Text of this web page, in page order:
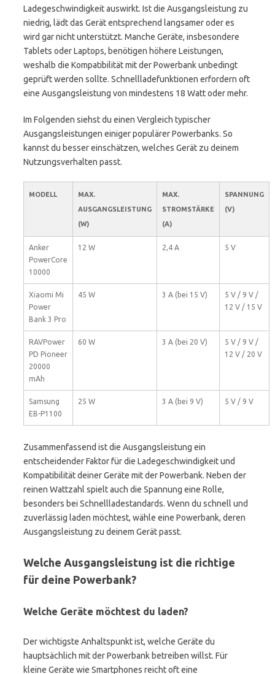
Ladegeschwindigkeit auswirkt. Ist die Ausgangsleistung zu
niedrig, lädt das Gerät entsprechend langsamer oder es
wird gar nicht unterstützt. Manche Geräte, insbesondere
Tablets oder Laptops, benötigen höhere Leistungen,
weshalb die Kompatibilität mit der Powerbank unbedingt
geprüft werden sollte. Schnellladefunktionen erfordern oft
eine Ausgangsleistung von mindestens 18 Watt oder mehr.
Im Folgenden siehst du einen Vergleich typischer
Ausgangsleistungen einiger populärer Powerbanks. So
kannst du besser einschätzen, welches Gerät zu deinem
Nutzungsverhalten passt.
MODELL
MAX.
AUSGANGSLEISTUNG
(W)
MAX.
STROMSTÄRKE
(A)
SPANNUNG
(V)
Anker
PowerCore
10000
12 W 2,4 A 5 V
Xiaomi Mi
Power
Bank 3 Pro
45 W 3 A (bei 15 V)
5 V / 9 V /
12 V / 15 V
RAVPower
PD Pioneer
20000
mAh
60 W 3 A (bei 20 V)
5 V / 9 V /
12 V / 20 V
Samsung
EB-P1100
25 W 3 A (bei 9 V) 5 V / 9 V
Zusammenfassend ist die Ausgangsleistung ein
entscheidender Faktor für die Ladegeschwindigkeit und
Kompatibilität deiner Geräte mit der Powerbank. Neben der
reinen Wattzahl spielt auch die Spannung eine Rolle,
besonders bei Schnellladestandards. Wenn du schnell und
zuverlässig laden möchtest, wähle eine Powerbank, deren
Ausgangsleistung zu deinem Gerät passt.
Welche Ausgangsleistung ist die richtige
für deine Powerbank?
Welche Geräte möchtest du laden?
Der wichtigste Anhaltspunkt ist, welche Geräte du
hauptsächlich mit der Powerbank betreiben willst. Für
kleine Geräte wie Smartphones reicht oft eine